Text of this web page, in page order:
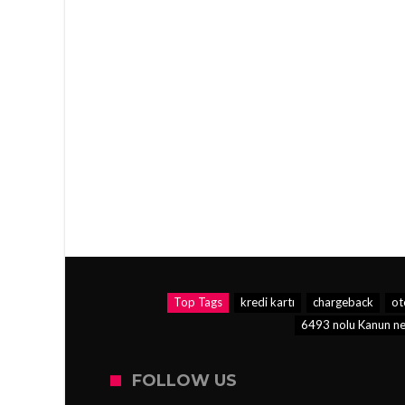
Top Tags kredi kartı chargeback
6493 nolu Kanun
FOLLOW US